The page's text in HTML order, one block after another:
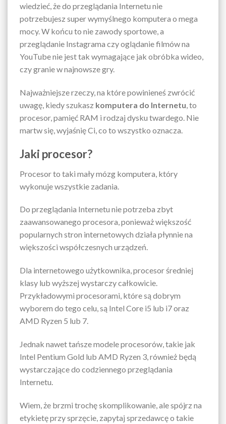
wiedzieć, że do przeglądania Internetu nie
potrzebujesz super wymyślnego komputera o mega
mocy. W końcu to nie zawody sportowe, a
przeglądanie Instagrama czy oglądanie filmów na
YouTube nie jest tak wymagające jak obróbka wideo,
czy granie w najnowsze gry.
Najważniejsze rzeczy, na które powinieneś zwrócić
uwagę, kiedy szukasz komputera do Internetu , to
procesor, pamięć RAM i rodzaj dysku twardego. Nie
martw się, wyjaśnię Ci, co to wszystko oznacza.
Jaki procesor?
Procesor to taki mały mózg komputera, który
wykonuje wszystkie zadania.
Do przeglądania Internetu nie potrzeba zbyt
zaawansowanego procesora, ponieważ większość
popularnych stron internetowych działa płynnie na
większości współczesnych urządzeń.
Dla internetowego użytkownika, procesor średniej
klasy lub wyższej wystarczy całkowicie.
Przykładowymi procesorami, które są dobrym
wyborem do tego celu, są Intel Core i5 lub i7 oraz
AMD Ryzen 5 lub 7.
Jednak nawet tańsze modele procesorów, takie jak
Intel Pentium Gold lub AMD Ryzen 3, również będą
wystarczające do codziennego przeglądania
Internetu.
Wiem, że brzmi trochę skomplikowanie, ale spójrz na
etykietę przy sprzęcie, zapytaj sprzedawcę o takie